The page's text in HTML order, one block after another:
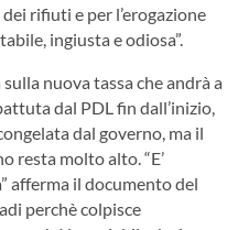
rifiuti e per l’erogazione
ingiusta e odiosa”.
nuova tassa che andrà a
dal PDL fin dall’inizio,
dal governo, ma il
resta molto alto. “E’
afferma il documento del
perchè colpisce